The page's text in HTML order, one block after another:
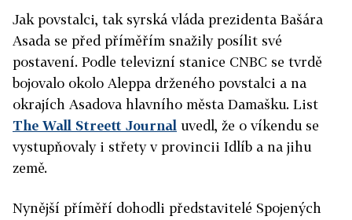
Jak povstalci, tak syrská vláda prezidenta Bašára
Asada se před příměřím snažily posílit své
postavení. Podle televizní stanice CNBC se tvrdě
bojovalo okolo Aleppa drženého povstalci a na
okrajích Asadova hlavního města Damašku. List
The Wall Streett Journal uvedl, že o víkendu se
vystupňovaly i střety v provincii Idlíb a na jihu
země.
Nynější příměří dohodli představitelé Spojených